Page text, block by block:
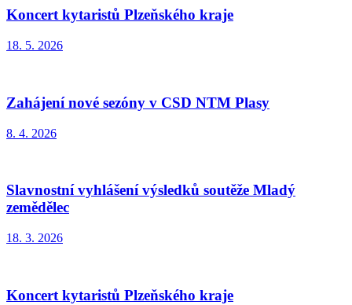
Koncert kytaristů Plzeňského kraje
18. 5. 2026
Zahájení nové sezóny v CSD NTM Plasy
8. 4. 2026
Slavnostní vyhlášení výsledků soutěže Mladý
zemědělec
18. 3. 2026
Koncert kytaristů Plzeňského kraje